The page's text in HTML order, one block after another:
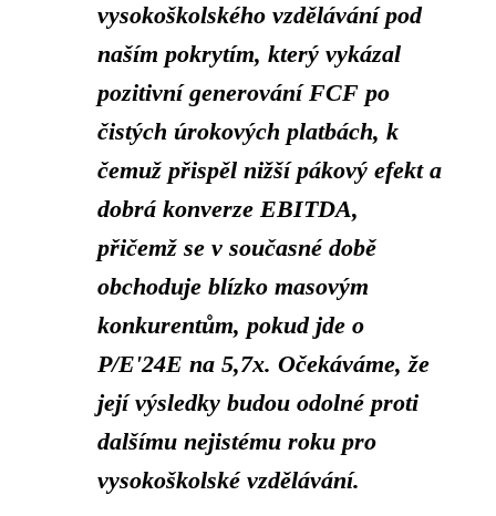
vysokoškolského vzdělávání pod
naším pokrytím, který vykázal
pozitivní generování FCF po
čistých úrokových platbách, k
čemuž přispěl nižší pákový efekt a
dobrá konverze EBITDA,
přičemž se v současné době
obchoduje blízko masovým
konkurentům, pokud jde o
P/E'24E na 5,7x. Očekáváme, že
její výsledky budou odolné proti
dalšímu nejistému roku pro
vysokoškolské vzdělávání.